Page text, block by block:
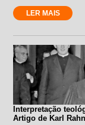
LER MAIS
Interpretação
Artigo de Karl